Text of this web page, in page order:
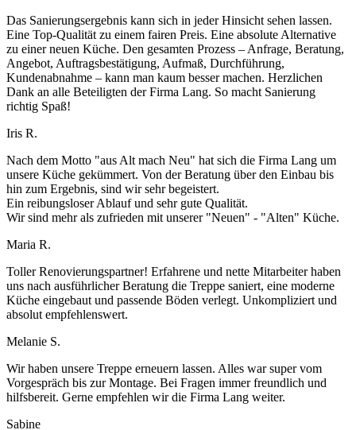
Das Sanierungsergebnis kann sich in jeder Hinsicht sehen lassen.
Eine Top-Qualität zu einem fairen Preis. Eine absolute Alternative
zu einer neuen Küche. Den gesamten Prozess – Anfrage, Beratung,
Angebot, Auftragsbestätigung, Aufmaß, Durchführung,
Kundenabnahme – kann man kaum besser machen. Herzlichen
Dank an alle Beteiligten der Firma Lang. So macht Sanierung
richtig Spaß!
Iris R.
Nach dem Motto "aus Alt mach Neu" hat sich die Firma Lang um
unsere Küche gekümmert. Von der Beratung über den Einbau bis
hin zum Ergebnis, sind wir sehr begeistert.
Ein reibungsloser Ablauf und sehr gute Qualität.
Wir sind mehr als zufrieden mit unserer "Neuen" - "Alten" Küche.
Maria R.
Toller Renovierungspartner! Erfahrene und nette Mitarbeiter haben
uns nach ausführlicher Beratung die Treppe saniert, eine moderne
Küche eingebaut und passende Böden verlegt. Unkompliziert und
absolut empfehlenswert.
Melanie S.
Wir haben unsere Treppe erneuern lassen. Alles war super vom
Vorgespräch bis zur Montage. Bei Fragen immer freundlich und
hilfsbereit. Gerne empfehlen wir die Firma Lang weiter.
Sabine